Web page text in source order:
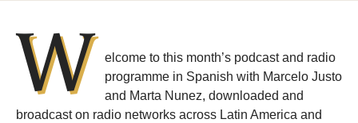
W
elcome to this month’s podcast and radio
programme in Spanish with Marcelo Justo
and Marta Nunez, downloaded and
broadcast on radio networks across Latin America and